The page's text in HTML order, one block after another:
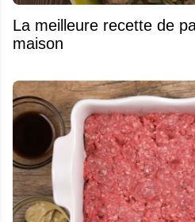
La meilleure recette de
maison